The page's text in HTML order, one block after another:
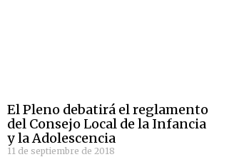
El Pleno debatirá el reglamento
del Consejo Local de la Infancia
y la Adolescencia
11 de septiembre de 2018